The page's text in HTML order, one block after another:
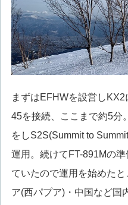
まずはEFHWを設営し
45を接続、ここまで約5分
をしS2S(Summit to
運用。続けてFT-891Mの
ていたので運用を始めた
ア(西パプア)・中国など国